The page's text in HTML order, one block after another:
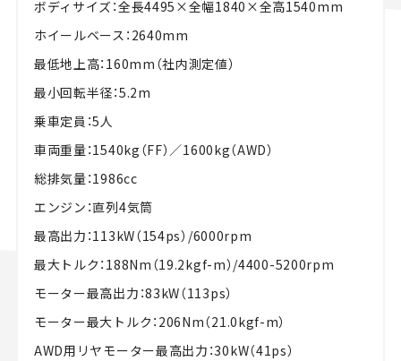
ボディサイズ：全長4495×全幅1840×全高1540mm
ホイールベース：2640mm
最低地上高：160mm（社内測定値）
最小回転半径：5.2m
乗車定員：5人
車両重量：1540kg（FF）／1600kg（AWD）
総排気量：1986cc
エンジン：直列4気筒
最高出力：113kW（154ps）/6000rpm
最大トルク：188Nm（19.2kgf-m）/4400-5200rpm
モーター最高出力：83kW（113ps）
モーター最大トルク：206Nm（21.0kgf-m）
AWD用リヤモーター最高出力：30kW（41ps）